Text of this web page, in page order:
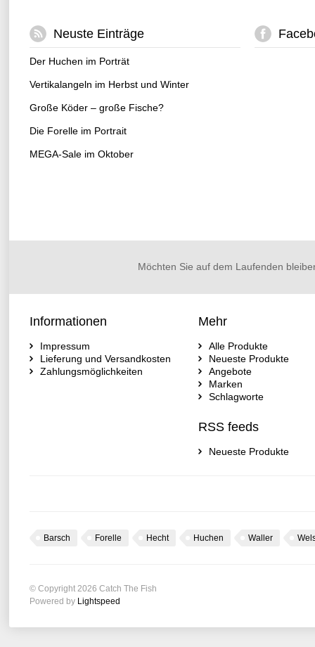
Neuste Einträge
Der Huchen im Porträt
Vertikalangeln im Herbst und Winter
Große Köder – große Fische?
Die Forelle im Portrait
MEGA-Sale im Oktober
Möchten Sie auf dem Laufenden
Informationen
Impressum
Lieferung und Versandkosten
Zahlungsmöglichkeiten
Mehr
Alle Produkte
Neueste Produkte
Angebote
Marken
Schlagworte
RSS feeds
Neueste Produkte
Barsch Forelle Hecht Huchen Waller
© Copyright 2026 Catch The Fish
Powered by Lightspeed